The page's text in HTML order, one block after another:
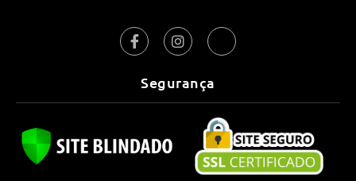
Segurança